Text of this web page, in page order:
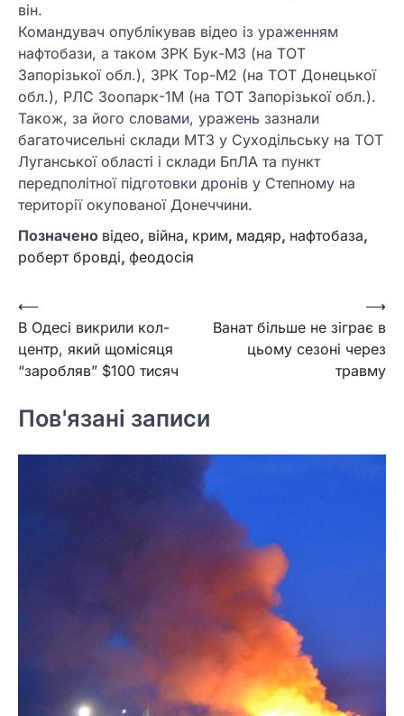
він.
Командувач опублікував відео із ураженням
нафтобази, а таком ЗРК Бук-М3 (на ТОТ
Запорізької обл.), ЗРК Тор-М2 (на ТОТ Донецької
обл.), РЛС Зоопарк-1М (на ТОТ Запорізької обл.).
Також, за його словами, уражень зазнали
багаточисельні склади МТЗ у Суходільську на ТОТ
Луганської області і склади БпЛА та пункт
передполітної підготовки дронів у Степному на
території окупованої Донеччини.
Позначено відео, війна, крим, мадяр, нафтобаза,
роберт бровді, феодосія
Навігація
записів
⟵
В Одесі викрили кол-
центр, який щомісяця
“заробляв” $100 тисяч
Ванат більше не зіграє в
цьому сезоні через
травму
⟶
Пов'язані записи